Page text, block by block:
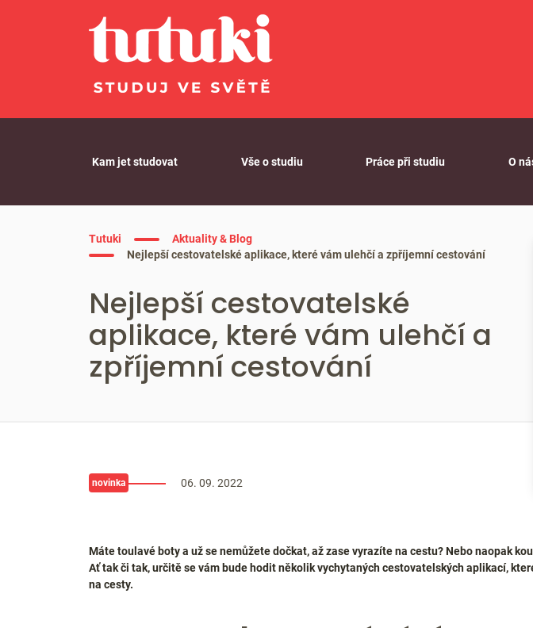
Kam jet studovat Vše o studiu Práce při studiu O
Tutuki
Aktuality & Blog
Nejlepší cestovatelské aplikace, které vám ulehčí a zpříjemní cestování
Nejlepší cestovatelské
aplikace, které vám ulehčí a
zpříjemní cestování
novinka 06. 09. 2022
Máte toulavé boty a už se nemůžete dočkat, až zase vyrazíte na cestu? Nebo naopak
Ať tak či tak, určitě se vám bude hodit několik vychytaných cestovatelských aplikací,
na cesty.